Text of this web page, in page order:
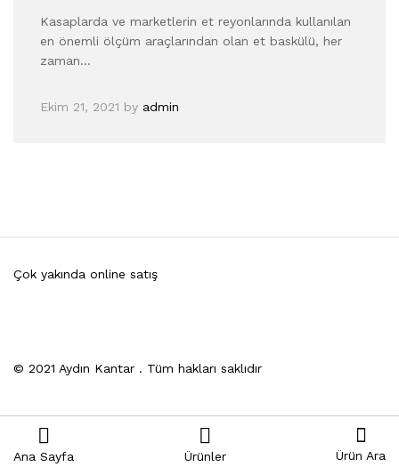
Kasaplarda ve marketlerin et reyonlarında kullanılan
en önemli ölçüm araçlarından olan et baskülü, her
zaman…
Ekim 21, 2021 by admin
© 2021 Aydın Kantar . Tüm hakları saklıdır
Çok yakında online satış
Ana Sayfa Ürünler Ürün Ara